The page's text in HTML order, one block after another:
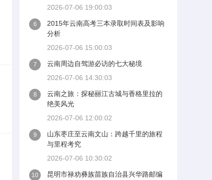
2026-07-06 19:00:03
6
2015年云南高考三本录取时间表及影响
分析
2026-07-06 15:00:03
7
云南周边自驾游必访的七大秘境
2026-07-06 14:30:03
8
云南之旅：探秘丽江古城与香格里拉的
绝美风光
2026-07-06 12:00:02
9
山东枣庄至云南文山：跨越千里的旅程
与里程考究
2026-07-06 10:30:02
10
昆明市禄劝彝族苗族自治县兴华路邮编